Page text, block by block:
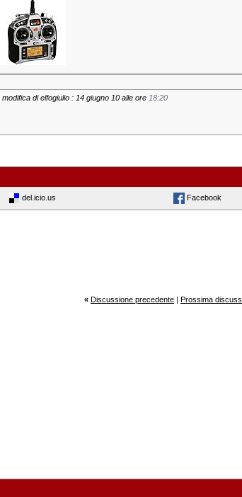
modifica di elfogiulio : 14 giugno 10 alle ore 18:20
del.icio.us Facebook
« Discussione precedente | Prossima